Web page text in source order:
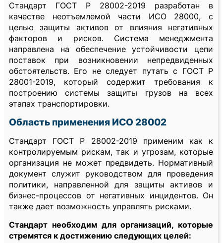
Стандарт ГОСТ Р 28002-2019 разработан в
качестве неотъемлемой части ИСО 28000, с
целью защиты активов от влияния негативных
факторов и рисков. Система менеджмента
направлена на обеспечение устойчивости цепи
поставок при возникновении непредвиденных
обстоятельств. Его не следует путать с ГОСТ Р
28001-2019, который содержит требования к
построению системы защиты грузов на всех
этапах транспортировки.
Область применения ИСО 28002
Стандарт ГОСТ Р 28002-2019 применим как к
контролируемым рискам, так и угрозам, которые
организация не может предвидеть. Нормативный
документ служит руководством для проведения
политики, направленной для защиты активов и
бизнес-процессов от негативных инцидентов. Он
также дает возможность управлять рисками.
Стандарт необходим для организаций, которые
стремятся к достижению следующих целей: